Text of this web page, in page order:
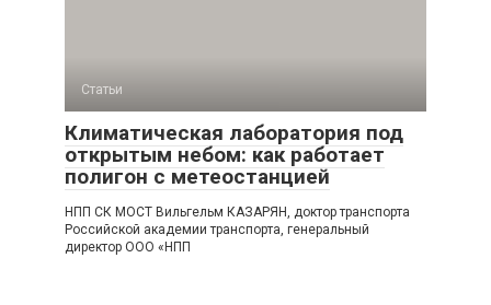
Статьи
Климатическая лаборатория под
открытым небом: как работает
полигон с метеостанцией
НПП СК МОСТ Вильгельм КАЗАРЯН, доктор транспорта
Российской академии транспорта, генеральный
директор ООО «НПП